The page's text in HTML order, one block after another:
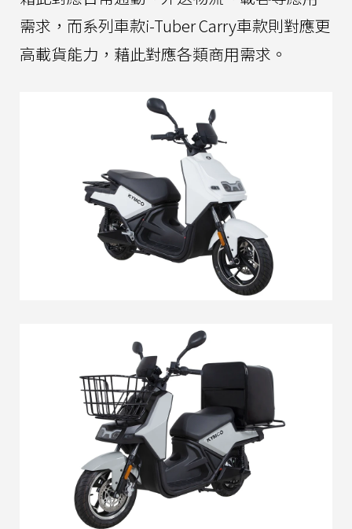
需求，而系列車款i-Tuber Carry車款則對應更
高載貨能力，藉此對應各類商用需求。